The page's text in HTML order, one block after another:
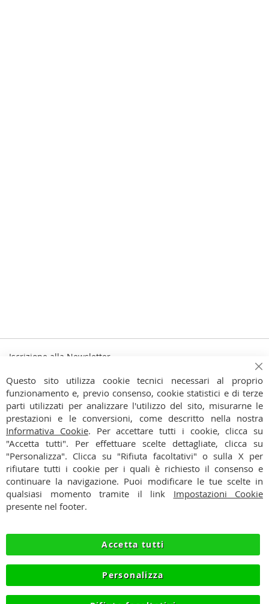
Iscrizione alla Newsletter
alla
nostra
Newsletter:
Iscriviti
Ho preso visione dell'Informativa Privacy
CONTATTI
CONDIZIONI
PAGAMENTI
PRIVACY
RECESSO
COOKIE
Questo sito utilizza cookie tecnici necessari al proprio
funzionamento e, previo consenso, cookie statistici e di terze
parti utilizzati per analizzare l'utilizzo del sito, misurarne le
prestazioni e le conversioni, come descritto nella nostra
Informativa Cookie. Per accettare tutti i cookie, clicca su
"Accetta tutti". Per effettuare scelte dettagliate, clicca su
"Personalizza". Clicca su "Rifiuta facoltativi" o sulla X per
rifiutare tutti i cookie per i quali è richiesto il consenso e
continuare la navigazione. Puoi modificare le tue scelte in
qualsiasi momento tramite il link Impostazioni Cookie
presente nel footer.
Accetta tutti
Personalizza